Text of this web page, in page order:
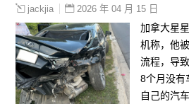
jackjia 2026 年 04 月 15 日
加拿大星
机称，他
流程，导
8个月没有
自己的汽